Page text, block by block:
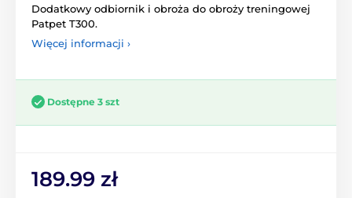
Dodatkowy odbiornik i obroża do obroży treningowej
Patpet T300.
Więcej informacji ›
Dostępne 3 szt
189.99 zł